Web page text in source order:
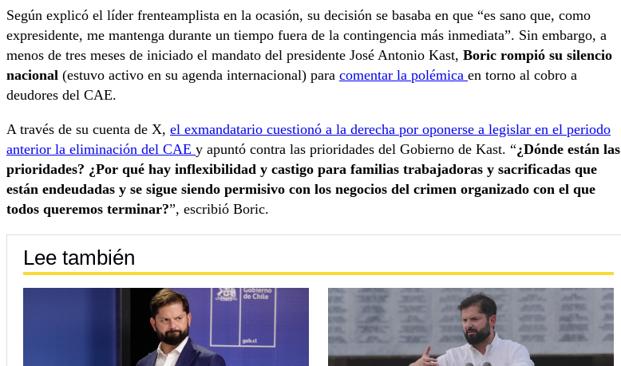
Según explicó el líder frenteamplista en la ocasión, su decisión se basaba en que “es sano que, como
expresidente, me mantenga durante un tiempo fuera de la contingencia más inmediata”. Sin embargo, a
menos de tres meses de iniciado el mandato del presidente José Antonio Kast, Boric rompió su silencio
nacional (estuvo activo en su agenda internacional) para comentar la polémica en torno al cobro a
deudores del CAE.
A través de su cuenta de X, el exmandatario cuestionó a la derecha por oponerse a legislar en el periodo
anterior la eliminación del CAE y apuntó contra las prioridades del Gobierno de Kast. “¿Dónde están las
prioridades? ¿Por qué hay inflexibilidad y castigo para familias trabajadoras y sacrificadas que
están endeudadas y se sigue siendo permisivo con los negocios del crimen organizado con el que
todos queremos terminar?”, escribió Boric.
Lee también